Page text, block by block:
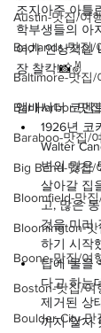
Austin-맛집/여
Badlands-맛집/
Baltimore-맛집/
Bar Harbor-맛
Baraboo-맛집/
Big Bend-맛집/
Bloomfield-맛
Bloomington-
Boone-맛집/여
Boston-맛집/여
Boulder City-맛
조지아주 아틀
학부생들의 아
어가 인상적인
장 찰칵!📸✌️
앰배서더 코멘
1926년 코
Walter
변의 많은
살아갈 집
고, 많은
것을 미리
하기 시작
탑에 물을
다고 하는
제거된 상
까지 알지